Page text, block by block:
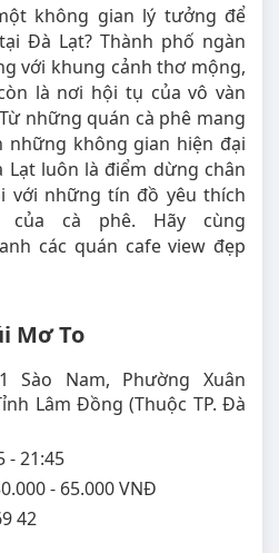
không gian lý tưởng để
Đà Lạt? Thành phố ngàn
với khung cảnh thơ mộng,
là nơi hội tụ của vô vàn
những quán cà phê mang
những không gian hiện đại
Lạt luôn là điểm dừng chân
với những tín đồ yêu thích
cà phê. Hãy cùng
các quán cafe view đẹp
Mơ To
Sào Nam, Phường Xuân
Lâm Đồng (Thuộc TP. Đà
- 21:45
- 65.000 VNĐ
42